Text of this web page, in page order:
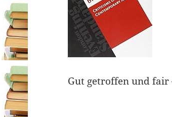
Gut getroffen und fair